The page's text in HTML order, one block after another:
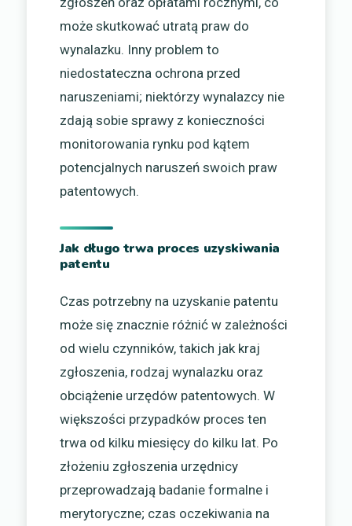
może skutkować utratą praw do
wynalazku. Inny problem to
niedostateczna ochrona przed
naruszeniami; niektórzy wynalazcy nie
zdają sobie sprawy z konieczności
monitorowania rynku pod kątem
potencjalnych naruszeń swoich praw
patentowych.
Jak długo trwa proces uzyskiwania
patentu
Czas potrzebny na uzyskanie patentu
może się znacznie różnić w zależności
od wielu czynników, takich jak kraj
zgłoszenia, rodzaj wynalazku oraz
obciążenie urzędów patentowych. W
większości przypadków proces ten
trwa od kilku miesięcy do kilku lat. Po
złożeniu zgłoszenia urzędnicy
przeprowadzają badanie formalne i
merytoryczne; czas oczekiwania na